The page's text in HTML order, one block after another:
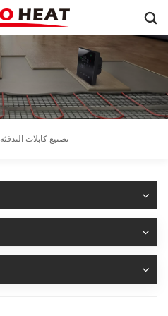
تصنيع كابلات التدفئة